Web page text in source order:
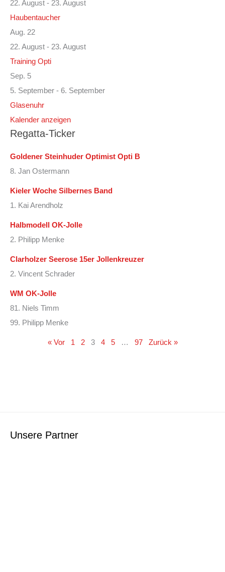
22. August - 23. August
Haubentaucher
Aug. 22
22. August - 23. August
Training Opti
Sep. 5
5. September - 6. September
Glasenuhr
Kalender anzeigen
Regatta-Ticker
Goldener Steinhuder Optimist Opti B
8. Jan Ostermann
Kieler Woche Silbernes Band
1. Kai Arendholz
Halbmodell OK-Jolle
2. Philipp Menke
Clarholzer Seerose 15er Jollenkreuzer
2. Vincent Schrader
WM OK-Jolle
81. Niels Timm
99. Philipp Menke
« Vor 1 2 3 4 5 … 97 Zurück »
Unsere Partner